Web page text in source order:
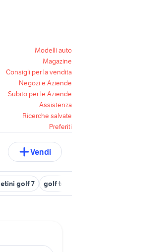
Modelli auto
Magazine
Consigli per la vendita
Negozi e Aziende
Subito per le Aziende
Assistenza
Ricerche salvate
Preferiti
Vendi
golf 7 golf terza serie